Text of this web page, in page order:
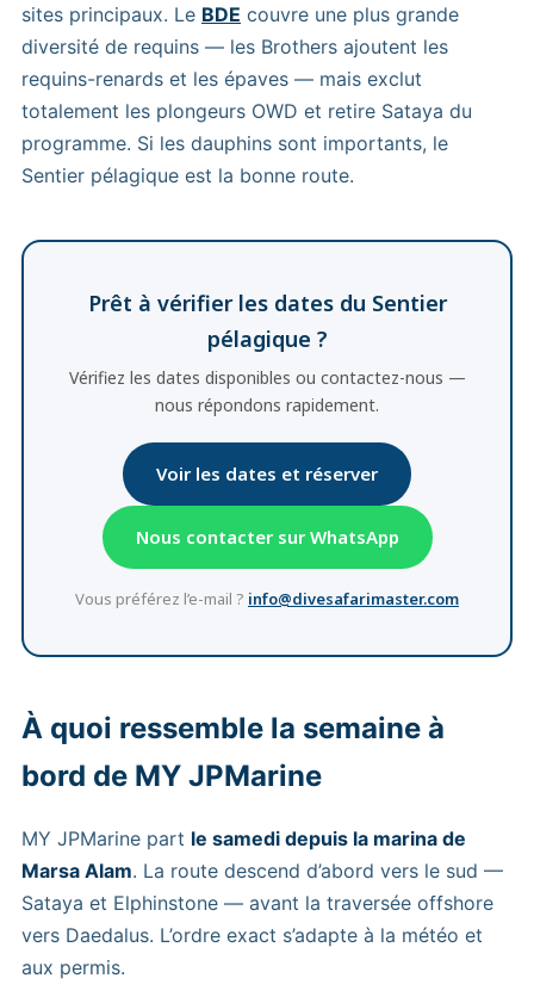
sites principaux. Le BDE couvre une plus grande
diversité de requins — les Brothers ajoutent les
requins-renards et les épaves — mais exclut
totalement les plongeurs OWD et retire Sataya du
programme. Si les dauphins sont importants, le
Sentier pélagique est la bonne route.
Prêt à vérifier les dates du Sentier
pélagique ?
Vérifiez les dates disponibles ou contactez-nous —
nous répondons rapidement.
Voir les dates et réserver
Nous contacter sur WhatsApp
Vous préférez l’e-mail ? info@divesafarimaster.com
À quoi ressemble la semaine à
bord de MY JPMarine
MY JPMarine part le samedi depuis la marina de
Marsa Alam. La route descend d’abord vers le sud —
Sataya et Elphinstone — avant la traversée offshore
vers Daedalus. L’ordre exact s’adapte à la météo et
aux permis.